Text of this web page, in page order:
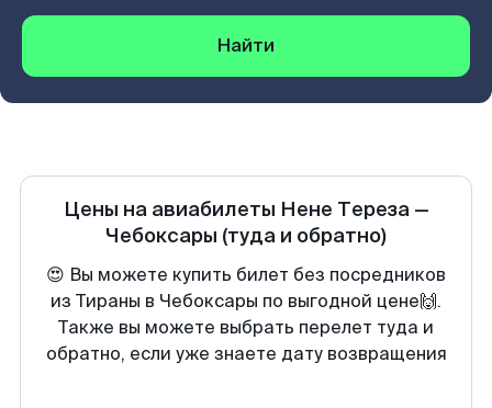
Найти
Цены на авиабилеты Нене Тереза—
Чебоксары (туда и обратно)
😍 Вы можете купить билет без посредников
из Тираны в Чебоксары по выгодной цене🙌.
Также вы можете выбрать перелет туда и
обратно, если уже знаете дату возвращения